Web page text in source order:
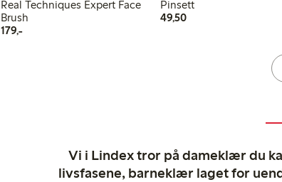
Real Techniques Expert Face
Brush
179,-179,00 kr
Pinsett
49,5049,50 kr
Vi i Lindex tror på dameklær du
livsfasene, barneklær laget for